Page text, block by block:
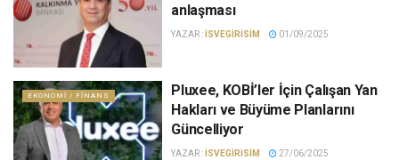
anlaşması
YAZAR :ISVEGIRISIM 01/09/2025
EKONOMI / FINANS
Pluxee, KOBİ’ler İçin Çalışan Yan
Hakları ve Büyüme Planlarını
Güncelliyor
YAZAR :ISVEGIRISIM 27/06/2025